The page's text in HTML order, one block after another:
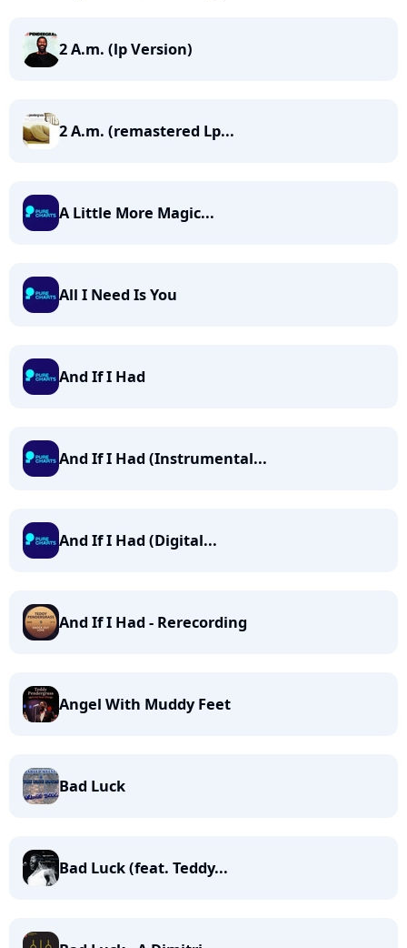
2 A.m. (lp Version)
2 A.m. (remastered Lp...
A Little More Magic...
All I Need Is You
And If I Had
And If I Had (Instrumental...
And If I Had (Digital...
And If I Had - Rerecording
Angel With Muddy Feet
Bad Luck
Bad Luck (feat. Teddy...